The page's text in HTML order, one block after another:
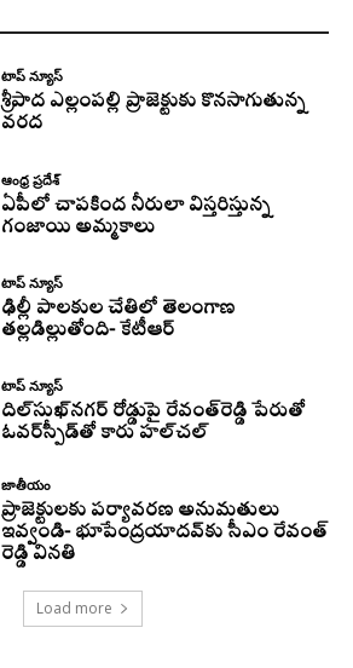
టాప్ న్యూస్
శ్రీపాద ఎల్లంపల్లి ప్రాజెక్టుకు కొనసాగుతున్న
వరద
ఆంధ్ర ప్రదేశ్
ఏపీలో చాపకింద నీరులా విస్తరిస్తున్న
గంజాయి అమ్మకాలు
టాప్ న్యూస్
ఢిల్లీ పాలకుల చేతిలో తెలంగాణ
తల్లడిల్లుతోంది- కేటీఆర్
టాప్ న్యూస్
దిల్‌సుఖ్‌నగర్‌ రోడ్డుపై రేవంత్‌రెడ్డి పేరుతో
ఓవర్‌స్పీడ్‌తో కారు హల్‌చల్‌
జాతీయం
ప్రాజెక్టులకు పర్యావరణ అనుమతులు
ఇవ్వండి- భూపేంద్రయాదవ్‌కు సీఎం రేవంత్‌
రెడ్డి వినతి
Load more